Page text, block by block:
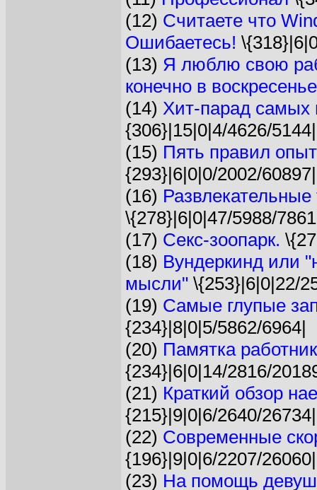
(12) Считаете что
Ошибаетесь!
(13) Я люблю свою
конечно в
(14) Хит-парад самых
{306}|15|0|4/4626/5144|
(15) Пять правил
{293}|6|0|0/2002/60897|
(16)
\{278}|6|0|47/5988/
(17) Секс-зоопарк.
(18) Вундеркинд или
мысли" \{253}|6|0|22/
(19) Самые глупые
{234}|8|0|5/5862/6964|
(20) Памятка
{234}|6|0|14/2816/
(21) Краткий обзор
{215}|9|0|6/2640/26734|
(22) Современные
{196}|9|0|6/2207/26060|
(23) На помощь